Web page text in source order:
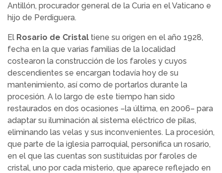
Antillón, procurador general de la Curia en el Vaticano e
hijo de Perdiguera.
El Rosario de Cristal tiene su origen en el año 1928,
fecha en la que varias familias de la localidad
costearon la construcción de los faroles y cuyos
descendientes se encargan todavía hoy de su
mantenimiento, así como de portarlos durante la
procesión. A lo largo de este tiempo han sido
restaurados en dos ocasiones –la última, en 2006– para
adaptar su iluminación al sistema eléctrico de pilas,
eliminando las velas y sus inconvenientes. La procesión,
que parte de la iglesia parroquial, personifica un rosario,
en el que las cuentas son sustituidas por faroles de
cristal, uno por cada misterio, que aparece reflejado en